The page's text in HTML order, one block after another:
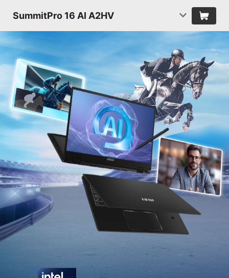
SummitPro 16 AI A2HV